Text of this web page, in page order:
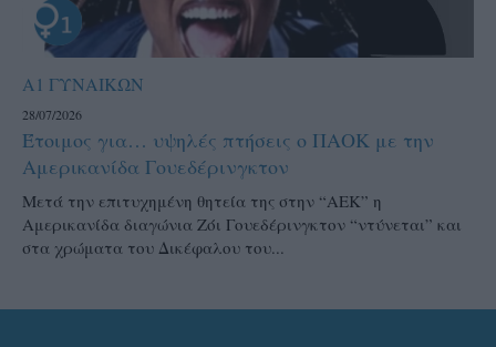
Α1 ΓΥΝΑΙΚΩΝ
28/07/2026
Έτοιμος για… υψηλές πτήσεις ο ΠΑΟΚ με την
Αμερικανίδα Γουεδέρινγκτον
Μετά την επιτυχημένη θητεία της στην “ΑΕΚ” η
Αμερικανίδα διαγώνια Ζόι Γουεδέρινγκτον “ντύνεται” και
στα χρώματα του Δικέφαλου του...